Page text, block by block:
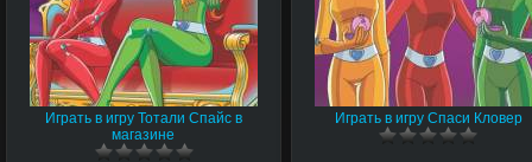
Играть в игру Тотали Спайс в
магазине
Играть в игру Спаси Кловер